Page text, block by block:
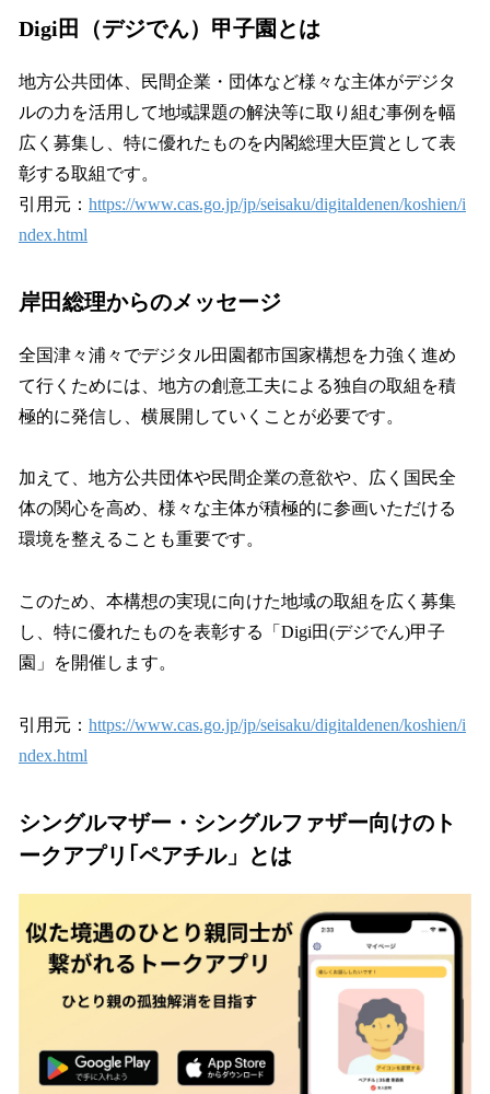
Digi田（デジでん）甲子園とは
地方公共団体、民間企業・団体など様々な主体がデジタ
ルの力を活用して地域課題の解決等に取り組む事例を幅
広く募集し、特に優れたものを内閣総理大臣賞として表
彰する取組です。
引用元： https://www.cas.go.jp/jp/seisaku/digitaldenen/koshien/i
ndex.html
岸田総理からのメッセージ
全国津々浦々でデジタル田園都市国家構想を力強く進め
て行くためには、地方の創意工夫による独自の取組を積
極的に発信し、横展開していくことが必要です。
加えて、地方公共団体や民間企業の意欲や、広く国民全
体の関心を高め、様々な主体が積極的に参画いただける
環境を整えることも重要です。
このため、本構想の実現に向けた地域の取組を広く募集
し、特に優れたものを表彰する「Digi田(デジでん)甲子
園」を開催します。
引用元： https://www.cas.go.jp/jp/seisaku/digitaldenen/koshien/i
ndex.html
シングルマザー・シングルファザー向けのト
ークアプリ｢ペアチル」とは